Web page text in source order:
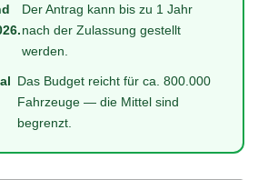
Der Antrag kann bis zu 1 Jahr
nach der Zulassung gestellt
werden.
Das Budget reicht für ca. 800.000
Fahrzeuge — die Mittel sind
begrenzt.